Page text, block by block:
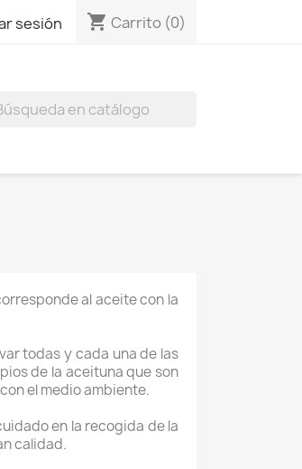
sesión shopping_cart Carrito (0)
al aceite con la
todas y cada una de las
de la aceituna que son
el medio ambiente.
en la recogida de la
calidad.